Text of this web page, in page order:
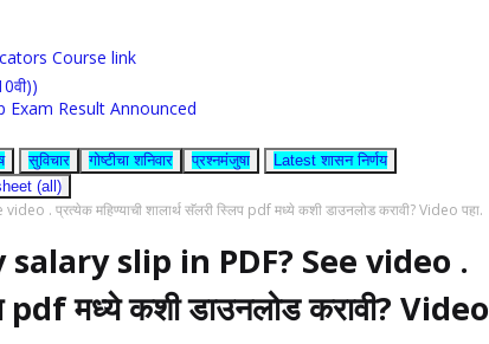
Course link
Exam Result Announced
सुविचार गोष्टीचा शनिवार प्रश्नमंजुषा
Latest शासन निर्णय
(all)
. प्रत्येक महिण्याची शालार्थ सॅलरी स्लिप pdf मध्ये कशी डाउनलोड करावी? Video पहा.
slip in PDF? See video .
pdf मध्ये कशी डाउनलोड करावी? Video